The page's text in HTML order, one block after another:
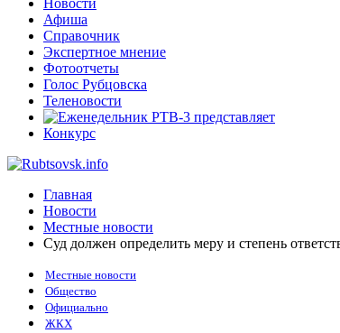
Новости
Афиша
Справочник
Экспертное мнение
Фотоотчеты
Голос Рубцовска
Теленовости
Конкурс
Главная
Новости
Местные новости
Суд должен определить меру и степень
Местные новости
Общество
Официально
ЖКХ